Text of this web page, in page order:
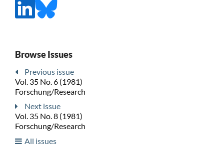
Browse Issues
Previous issue
Vol. 35 No. 6 (1981)
Forschung/Research
Next issue
Vol. 35 No. 8 (1981)
Forschung/Research
All issues